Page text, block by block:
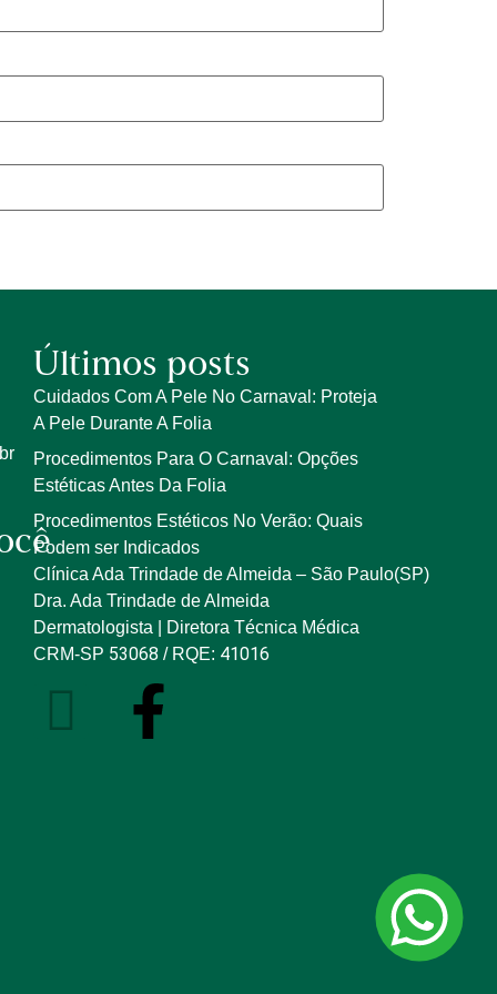
Últimos posts
Cuidados Com A Pele No Carnaval: Proteja
A Pele Durante A Folia
Procedimentos Para O Carnaval: Opções
Estéticas Antes Da Folia
Procedimentos Estéticos No Verão: Quais
Podem ser Indicados
Clínica Ada Trindade de Almeida – São Paulo(SP)
Dra. Ada Trindade de Almeida
Dermatologista | Diretora Técnica Médica
CRM-SP 53068/ RQE: 41016